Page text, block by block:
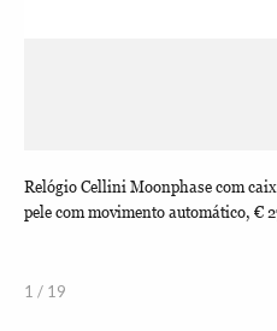
Relógio Cellini Moonphase com
pele com movimento automático, €
1 / 19